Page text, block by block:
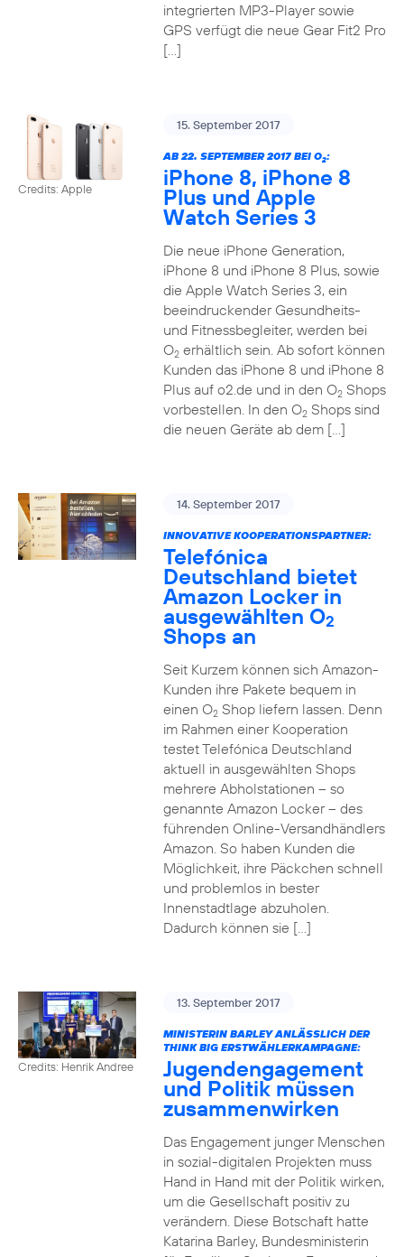
integrierten MP3-Player sowie
GPS verfügt die neue Gear Fit2 Pro
[…]
Credits: Apple
15. September 2017
AB 22. SEPTEMBER 2017 BEI O2:
iPhone 8, iPhone 8
Plus und Apple
Watch Series 3
Die neue iPhone Generation,
iPhone 8 und iPhone 8 Plus, sowie
die Apple Watch Series 3, ein
beeindruckender Gesundheits-
und Fitnessbegleiter, werden bei
O2erhältlich sein. Ab sofort können
Kunden das iPhone 8 und iPhone 8
Plus auf o2.de und in den O2Shops
vorbestellen. In den O2Shops sind
die neuen Geräte ab dem […]
14. September 2017
INNOVATIVE KOOPERATIONSPARTNER:
Telefónica
Deutschland bietet
Amazon Locker in
ausgewählten O2
Shops an
Seit Kurzem können sich Amazon-
Kunden ihre Pakete bequem in
einen O2Shop liefern lassen. Denn
im Rahmen einer Kooperation
testet Telefónica Deutschland
aktuell in ausgewählten Shops
mehrere Abholstationen – so
genannte Amazon Locker – des
führenden Online-Versandhändlers
Amazon. So haben Kunden die
Möglichkeit, ihre Päckchen schnell
und problemlos in bester
Innenstadtlage abzuholen.
Dadurch können sie […]
Credits: Henrik Andree
13. September 2017
MINISTERIN BARLEY ANLÄSSLICH DER
THINK BIG ERSTWÄHLERKAMPAGNE:
Jugendengagement
und Politik müssen
zusammenwirken
Das Engagement junger Menschen
in sozial-digitalen Projekten muss
Hand in Hand mit der Politik wirken,
um die Gesellschaft positiv zu
verändern. Diese Botschaft hatte
Katarina Barley, Bundesministerin